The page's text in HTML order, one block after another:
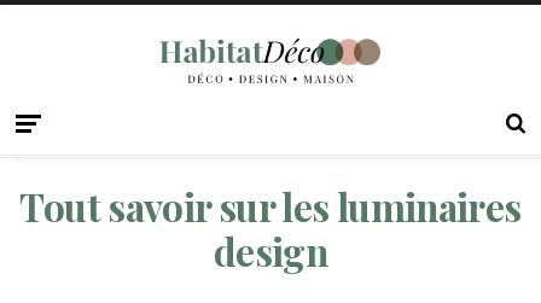
Tout savoir sur les luminaires
design